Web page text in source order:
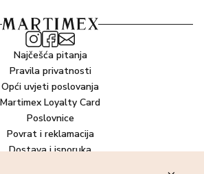
Najčešća pitanja
Pravila privatnosti
Opći uvjeti poslovanja
Martimex Loyalty Card
Poslovnice
Povrat i reklamacija
Dostava i isporuka